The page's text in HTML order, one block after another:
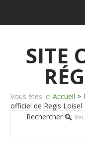
SITE
Vous êtes ici Accueil >
officiel de Regis Loisel
Rechercher